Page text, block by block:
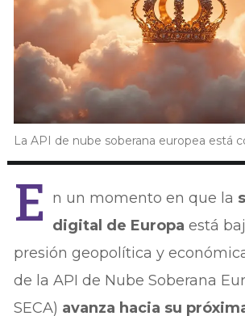
La API de nube soberana europea está
E n un momento en que la
digital de Europa está
presión geopolítica y
de la API de Nube Soberana
SECA) avanza hacia su